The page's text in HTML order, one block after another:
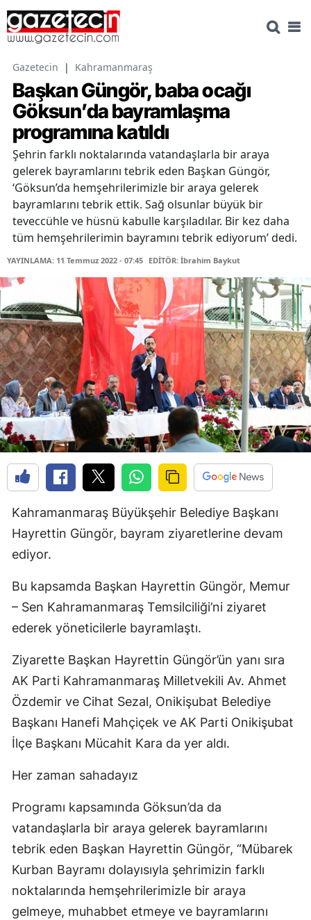
Gazetecin | Kahramanmaraş
Başkan Güngör, baba ocağı
Göksun’da bayramlaşma
programına katıldı
Şehrin farklı noktalarında vatandaşlarla bir araya
gelerek bayramlarını tebrik eden Başkan Güngör,
‘Göksun’da hemşehrilerimizle bir araya gelerek
bayramlarını tebrik ettik. Sağ olsunlar büyük bir
teveccühle ve hüsnü kabulle karşıladılar. Bir kez daha
tüm hemşehrilerimin bayramını tebrik ediyorum’ dedi.
YAYINLAMA: 11 Temmuz 2022 - 07:45 EDİTÖR: İbrahim Baykut
Kahramanmaraş Büyükşehir Belediye Başkanı
Hayrettin Güngör, bayram ziyaretlerine devam
ediyor.
Bu kapsamda Başkan Hayrettin Güngör, Memur
– Sen Kahramanmaraş Temsilciliği’ni ziyaret
ederek yöneticilerle bayramlaştı.
Ziyarette Başkan Hayrettin Güngör’ün yanı sıra
AK Parti Kahramanmaraş Milletvekili Av. Ahmet
Özdemir ve Cihat Sezal, Onikişubat Belediye
Başkanı Hanefi Mahçiçek ve AK Parti Onikişubat
İlçe Başkanı Mücahit Kara da yer aldı.
Her zaman sahadayız
Programı kapsamında Göksun’da da
vatandaşlarla bir araya gelerek bayramlarını
tebrik eden Başkan Hayrettin Güngör, “Mübarek
Kurban Bayramı dolayısıyla şehrimizin farklı
noktalarında hemşehrilerimizle bir araya
gelmeye, muhabbet etmeye ve bayramlarını